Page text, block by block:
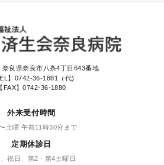
奈良県奈良市八条4丁目643番地
】 0742-36-1881（代)
【FAX】0742-36-1880
外来受付時間
土曜 午前11時30分まで
定期休診日
、祝日、第2・第4土曜日